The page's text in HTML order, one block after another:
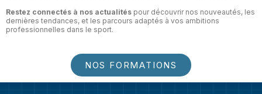
Restez connectés à nos actualités pour découvrir nos nouveautés, les
dernières tendances, et les parcours adaptés à vos ambitions
professionnelles dans le sport.
NOS FORMATIONS